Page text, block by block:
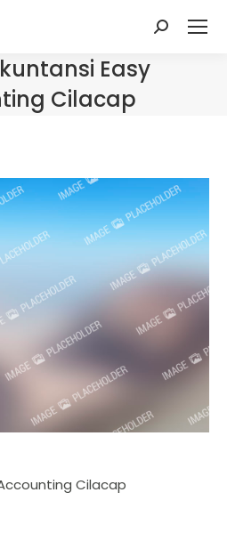
Search:
Easy
Cilacap
Cilacap